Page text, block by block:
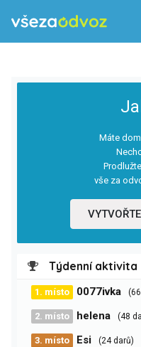
Máte
vše za
Týdenní aktivita
1. místo 0077ivka
2. místo helena (48
3. místo Esi (24 darů)